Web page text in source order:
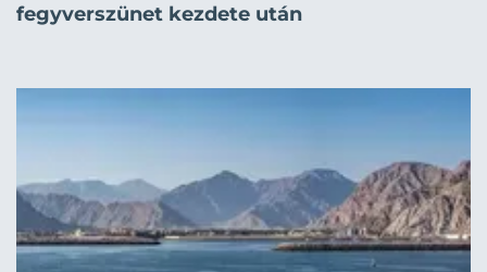
fegyverszünet kezdete után